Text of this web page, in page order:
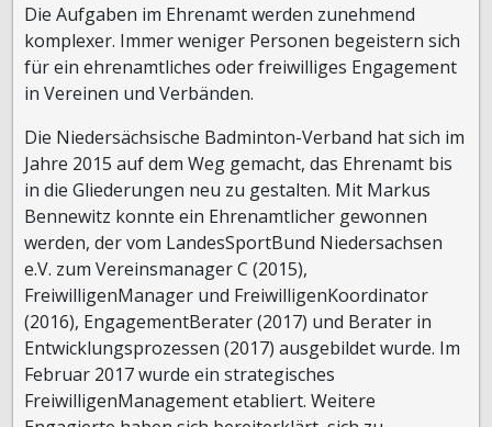
Die Aufgaben im Ehrenamt werden zunehmend
komplexer. Immer weniger Personen begeistern sich
für ein ehrenamtliches oder freiwilliges Engagement
in Vereinen und Verbänden.
Die Niedersächsische Badminton-Verband hat sich im
Jahre 2015 auf dem Weg gemacht, das Ehrenamt bis
in die Gliederungen neu zu gestalten. Mit Markus
Bennewitz konnte ein Ehrenamtlicher gewonnen
werden, der vom LandesSportBund Niedersachsen
e.V. zum Vereinsmanager C (2015),
FreiwilligenManager und FreiwilligenKoordinator
(2016), EngagementBerater (2017) und Berater in
Entwicklungsprozessen (2017) ausgebildet wurde. Im
Februar 2017 wurde ein strategisches
FreiwilligenManagement etabliert. Weitere